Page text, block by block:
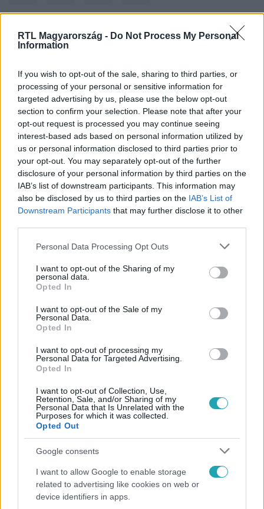
RTL Magyarország - Do Not Process My Personal
Information
If you wish to opt-out of the sale, sharing to third parties, or
processing of your personal or sensitive information for
targeted advertising by us, please use the below opt-out
section to confirm your selection. Please note that after your
opt-out request is processed you may continue seeing
interest-based ads based on personal information utilized by
us or personal information disclosed to third parties prior to
your opt-out. You may separately opt-out of the further
disclosure of your personal information by third parties on the
IAB’s list of downstream participants. This information may
also be disclosed by us to third parties on the IAB’s List of
Downstream Participants that may further disclose it to other
Please note that this website/app uses one or more Google
not limited to your visit or usage behaviour. You may click to
grant or deny consent to Google and its third-party tags to
use your data for below specified purposes in below Google
consent section.
Personal Data Processing Opt Outs
I want to opt-out of the Sharing of my
personal data.
Opted In
I want to opt-out of the Sale of my
Personal Data.
Opted In
I want to opt-out of processing my
Personal Data for Targeted Advertising.
Opted In
I want to opt-out of Collection, Use,
Retention, Sale, and/or Sharing of my
Personal Data that Is Unrelated with the
Purposes for which it was collected.
Opted Out
Google consents
I want to allow Google to enable storage
related to advertising like cookies on web or
device identifiers in apps.
Kövess minket, és értesülj a friss hírekről a
Követem
#KÜLFÖLD #REZSISZÁMLA
Népszerű
Megválasztották Európa legszebb épületét –
magyar lett az első